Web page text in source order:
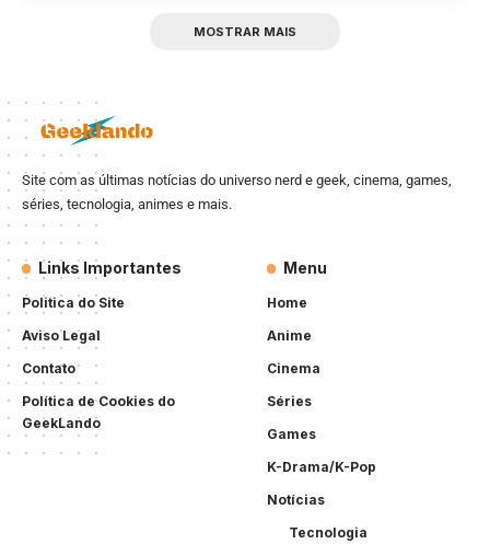
MOSTRAR MAIS
Site com as últimas notícias do universo nerd e geek, cinema, games,
séries, tecnologia, animes e mais.
Links Importantes
Politica do Site
Aviso Legal
Contato
Política de Cookies do
GeekLando
Menu
Home
Anime
Cinema
Séries
Games
K-Drama/K-Pop
Notícias
Tecnologia